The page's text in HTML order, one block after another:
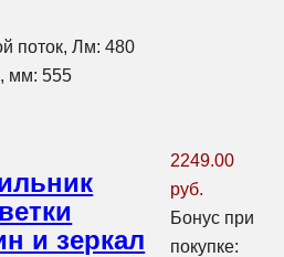
поток, Лм: 480
мм: 555
и зеркал
2249.00
руб.
Бонус при
покупке: